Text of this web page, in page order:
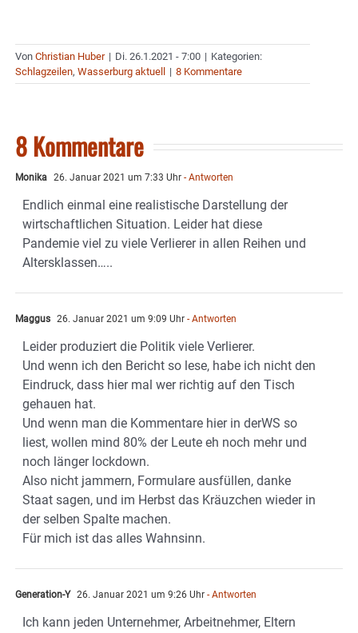
Von Christian Huber | Di. 26.1.2021 - 7:00 | Kategorien:
Schlagzeilen, Wasserburg aktuell | 8 Kommentare
8 Kommentare
Monika 26. Januar 2021 um 7:33 Uhr - Antworten
Endlich einmal eine realistische Darstellung der
wirtschaftlichen Situation. Leider hat diese
Pandemie viel zu viele Verlierer in allen Reihen und
Altersklassen…..
Maggus 26. Januar 2021 um 9:09 Uhr - Antworten
Leider produziert die Politik viele Verlierer.
Und wenn ich den Bericht so lese, habe ich nicht den
Eindruck, dass hier mal wer richtig auf den Tisch
gehauen hat.
Und wenn man die Kommentare hier in derWS so
liest, wollen mind 80% der Leute eh noch mehr und
noch länger lockdown.
Also nicht jammern, Formulare ausfüllen, danke
Staat sagen, und im Herbst das Kräuzchen wieder in
der selben Spalte machen.
Für mich ist das alles Wahnsinn.
Generation-Y 26. Januar 2021 um 9:26 Uhr - Antworten
Ich kann jeden Unternehmer, Arbeitnehmer, Eltern